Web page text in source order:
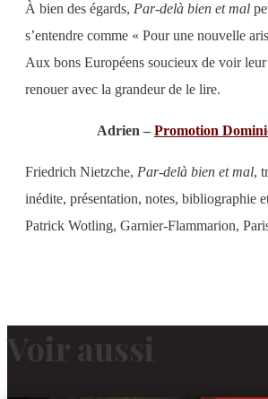
À bien des égards, Par-delà bien et mal
s’entendre comme « Pour une nouvelle
Aux bons Européens soucieux de voir
renouer avec la grandeur de le lire.
Adrien – Promotion
Friedrich Nietzche, Par-delà bien et mal,
inédite, présentation, notes, bibliographie
Patrick Wotling, Garnier-Flammarion,
Voir aussi